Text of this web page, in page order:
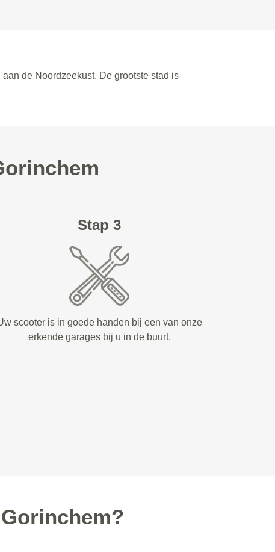
de Noordzeekust. De grootste stad is
Stap 3
scooter is in goede handen bij een van onze
erkende garages bij u in de buurt.